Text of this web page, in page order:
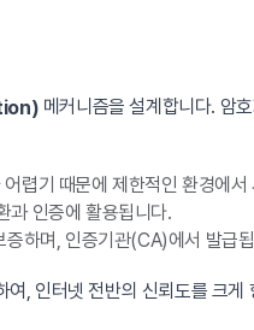
메커니즘을 설계합니다. 암
렵기 때문에 제한적인 환경에서
과 인증에 활용됩니다.
증하며, 인증기관(CA)에서 발급
, 인터넷 전반의 신뢰도를 크게